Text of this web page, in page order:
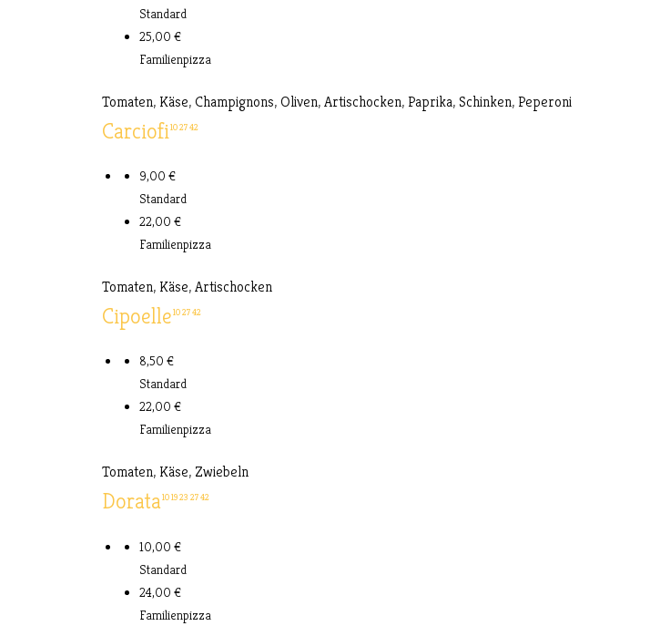
Standard
25,00 €
Familienpizza
Tomaten, Käse, Champignons, Oliven, Artischocken, Paprika, Schinken, Peperoni
Carciofi102742
9,00 €
Standard
22,00 €
Familienpizza
Tomaten, Käse, Artischocken
Cipoelle102742
8,50 €
Standard
22,00 €
Familienpizza
Tomaten, Käse, Zwiebeln
Dorata101923 2742
10,00 €
Standard
24,00 €
Familienpizza